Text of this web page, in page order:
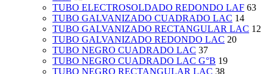
TUBO ELECTROSOLDADO REDONDO LAF 63
TUBO GALVANIZADO CUADRADO LAC 14
TUBO GALVANIZADO RECTANGULAR LAC 12
TUBO GALVANIZADO REDONDO LAC 20
TUBO NEGRO CUADRADO LAC 37
TUBO NEGRO CUADRADO LAC G°B 19
TUBO NEGRO RECTANGULAR LAC 38